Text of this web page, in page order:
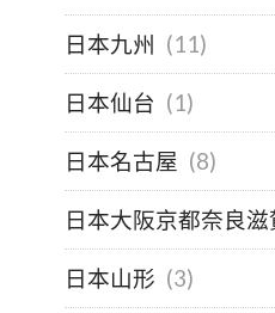
日本九州 (11)
日本仙台 (1)
日本名古屋 (8)
日本大阪京都奈良滋
日本山形 (3)